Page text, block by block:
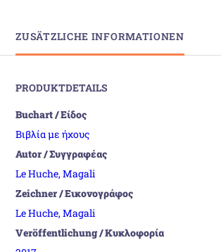
ZUSÄTZLICHE INFORMATIONEN
PRODUKTDETAILS
Buchart / Είδος
Βιβλία με ήχους
Autor / Συγγραφέας
Le Huche, Magali
Zeichner / Εικονογράφος
Le Huche, Magali
Veröffentlichung / Κυκλοφορία